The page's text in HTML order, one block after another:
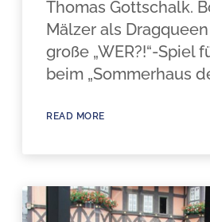
Thomas Gottschalk.
Mälzer als
große „WER?!“-Spiel
beim „Sommerhaus
READ MORE